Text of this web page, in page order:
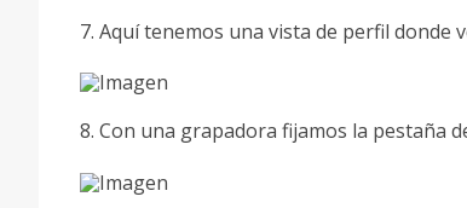
7. Aquí tenemos una vista de perfil donde
8. Con una grapadora fijamos la pestaña